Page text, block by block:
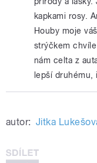
kapkami rosy.
Houby moje
strýčkem
nám celta z
lepší druhému,
autor: Jitka